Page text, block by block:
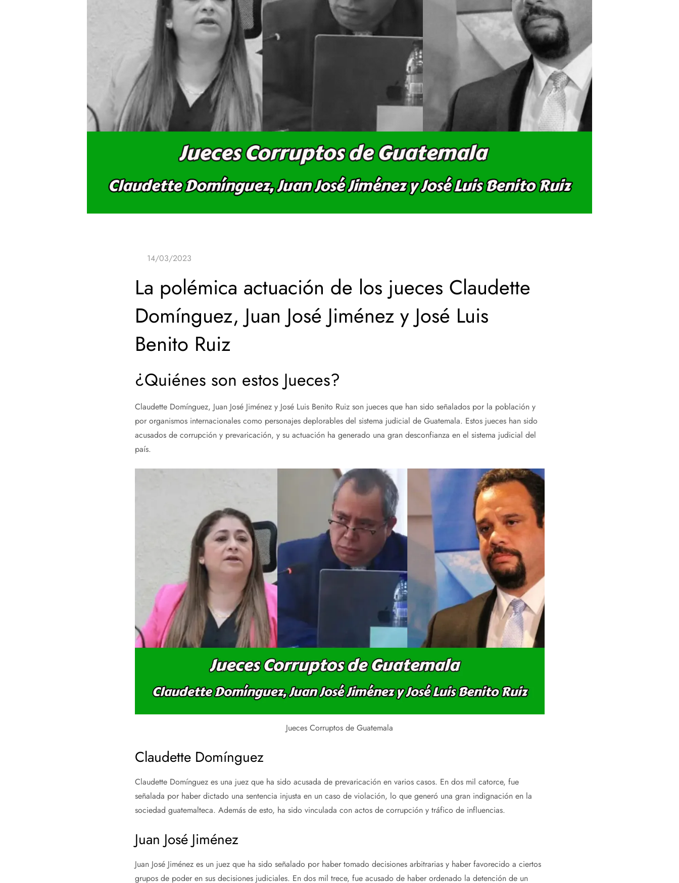
La polémica actuación de los jueces Claudette
Domínguez, Juan José Jiménez y José Luis
Benito Ruiz
¿Quiénes son estos Jueces?
Claudette Domínguez, Juan José Jiménez y José Luis Benito Ruiz son jueces que han sido señalados por la población y
por organismos internacionales como personajes deplorables del sistema judicial de Guatemala. Estos jueces han sido
acusados de corrupción y prevaricación, y su actuación ha generado una gran desconfianza en el sistema judicial del
país.
Jueces Corruptos de Guatemala
Claudette Domínguez
Claudette Domínguez es una juez que ha sido acusada de prevaricación en varios casos. En dos mil catorce, fue
señalada por haber dictado una sentencia injusta en un caso de violación, lo que generó una gran indignación en la
sociedad guatemalteca. Además de esto, ha sido vinculada con actos de corrupción y tráfico de influencias.
Juan José Jiménez
Juan José Jiménez es un juez que ha sido señalado por haber tomado decisiones arbitrarias y haber favorecido a ciertos
grupos de poder en sus decisiones judiciales. En dos mil trece, fue acusado de haber ordenado la detención de un